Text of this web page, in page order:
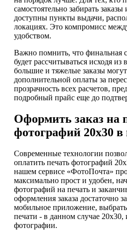
самостоятельно забирать
доступны пункты выдачи,
локациях. Это компромисс
удобством.
Важно помнить, что финальная
будет рассчитываться исходя из
большие и тяжелые заказы
дополнительной оплаты за
прозрачность всех расчетов,
подробный прайс еще до
Оформить заказ на
фотографий 20х30 в
Современные технологии
оплатить печать фотографий
нашем сервисе «ФотоПочта»
максимально прост и удобен,
фотографий на печать и
оформления заказа достаточно
мобильное приложение,
печати - в данном случае 20х30,
фотографии.